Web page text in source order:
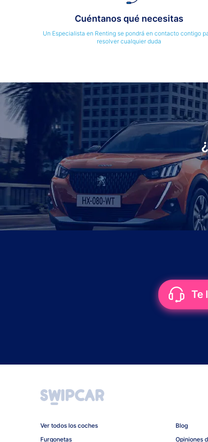
Cuéntanos qué necesitas
Un Especialista en Renting se pondrá en contacto contigo
resolver cualquier duda
Te
Ver todos los coches
Furgonetas
Blog
Opiniones